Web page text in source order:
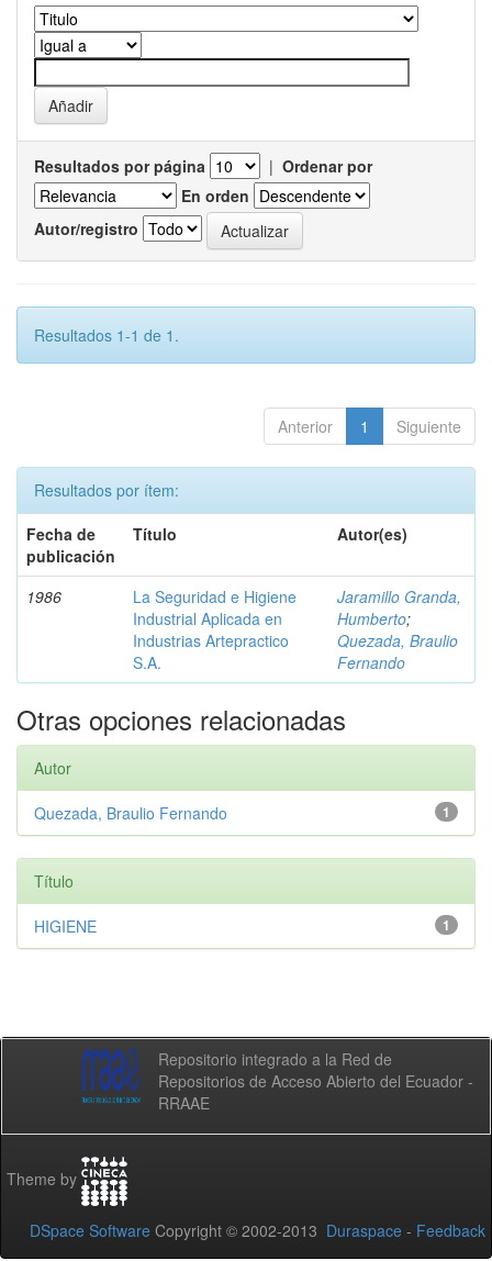
Resultados por página | Ordenar por
En orden
Autor/registro
Resultados 1-1 de 1.
Anterior 1 Siguiente
Resultados por ítem:
Fecha de
publicación
Título Autor(es)
1986
La Seguridad e Higiene
Industrial Aplicada en
Industrias Artepractico
S.A.
Jaramillo Granda,
Humberto;
Quezada, Braulio
Fernando
Otras opciones relacionadas
Autor
1
Quezada, Braulio Fernando
Título
1
HIGIENE
Repositorio integrado a la Red de
Repositorios de Acceso Abierto del Ecuador -
RRAAE
Theme by
DSpace Software Copyright © 2002-2013 Duraspace - Feedback